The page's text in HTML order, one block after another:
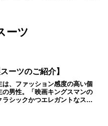
ーツ
スーツのご紹介】
は、ファッション感度の高い個
の男性。「映画キングスマンの
ラシックかつエレガントなスー